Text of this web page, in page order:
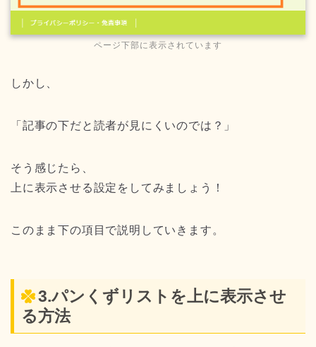
ページ下部に表示されています
しかし、
「記事の下だと読者が見にくいのでは？」
そう感じたら、
上に表示させる設定をしてみましょう！
このまま下の項目で説明していきます。
3.パンくずリストを上に表示させ
る方法